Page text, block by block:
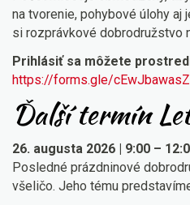
na tvorenie, pohybové úlohy
si rozprávkové dobrodružstvo
Prihlásiť sa môžete
https://forms.gle/
Ďalší termín
26. augusta 2026 | 9:00 –
Posledné prázdninové
všeličo. Jeho tému